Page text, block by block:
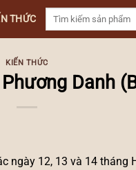
THỨC
Tìm
KIẾN THỨC
Danh
ngày 12, 13 và 14 tháng